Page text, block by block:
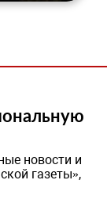
новости и
газеты»,